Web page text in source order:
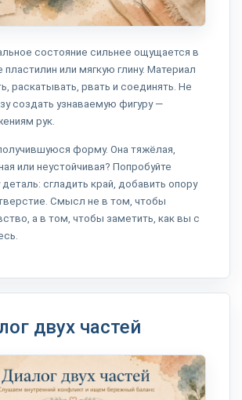
состояние сильнее ощущается в
пластилин или мягкую глину. Материал
раскатывать, рвать и соединять. Не
создать узнаваемую фигуру —
рук.
форму. Она тяжёлая,
или неустойчивая? Попробуйте
сгладить край, добавить опору
Смысл не в том, чтобы
а в том, чтобы заметить, как вы с
двух частей